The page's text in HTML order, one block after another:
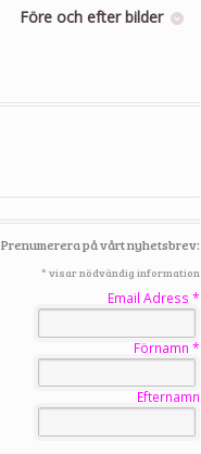
Före och efter bilder
Prenumerera på vårt nyhetsbrev:
* visar nödvändig information
Email Adress *
Förnamn *
Efternamn